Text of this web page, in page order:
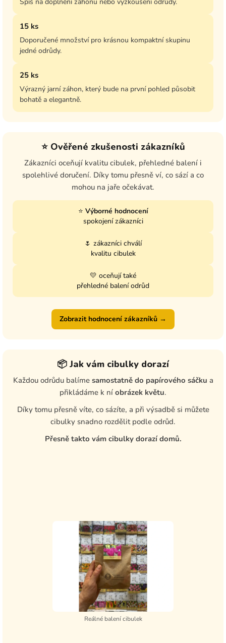
Spíš na doplnění záhonu nebo vyzkoušení odrůdy.
15 ks
Doporučené množství pro krásnou kompaktní skupinu
jedné odrůdy.
25 ks
Výrazný jarní záhon, který bude na první pohled působit
bohatě a elegantně.
⭐ Ověřené zkušenosti zákazníků
Zákazníci oceňují kvalitu cibulek, přehledné balení i
spolehlivé doručení. Díky tomu přesně ví, co sází a co
mohou na jaře očekávat.
⭐ Výborné hodnocení
spokojení zákazníci
🌷 zákazníci chválí
kvalitu cibulek
💛 oceňují také
přehledné balení odrůd
Zobrazit hodnocení zákazníků →
📦 Jak vám cibulky dorazí
Každou odrůdu balíme samostatně do papírového sáčku a
přikládáme k ní obrázek květu.
Díky tomu přesně víte, co sázíte, a při výsadbě si můžete
cibulky snadno rozdělit podle odrůd.
Přesně takto vám cibulky dorazí domů.
Reálné balení cibulek